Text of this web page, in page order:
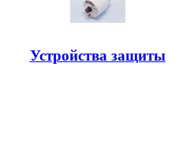
Устройства защиты